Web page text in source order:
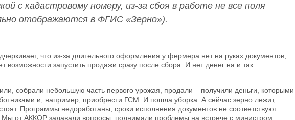
с кадастровому номеру, из-за сбоя в работе не все поля
отображаются в ФГИС «Зерно»).
что из-за длительного оформления у фермера нет на руках документов,
возможности запустить продажи сразу после сбора. И нет денег на и так
собрали небольшую часть первого урожая, продали – получили деньги, которыми
и, например, приобрести ГСМ. И пошла уборка. А сейчас зерно лежит,
Программы недоработаны, сроки исполнения документов не соответствуют
Мы от АККОР задавали вопросы, поднимали проблемы на встрече с министром